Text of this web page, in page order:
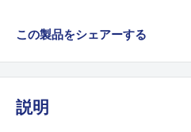
この製品をシェアーする
説明